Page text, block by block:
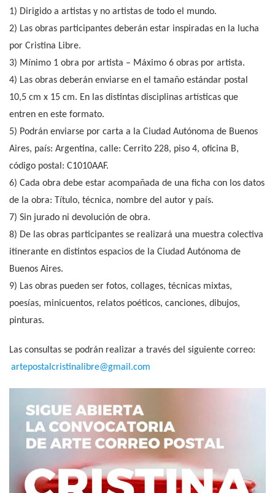
1) Dirigido a artistas y no artistas de todo el mundo.
2) Las obras participantes deberán estar inspiradas en la lucha
por Cristina Libre.
3) Mínimo 1 obra por artista – Máximo 6 obras por artista.
4) Las obras deberán enviarse en el tamaño estándar postal
10,5 cm x 15 cm. En las distintas disciplinas artísticas que
entren en este formato.
5) Podrán enviarse por carta a la Ciudad Autónoma de Buenos
Aires, país: Argentina, calle: Cerrito 228, piso 4, oficina B,
código postal: C1010AAF.
6) Cada obra debe estar acompañada de una ficha con los datos
de la obra: Título, técnica, nombre del autor y país.
7) Sin jurado ni devolución de obra.
8) De las obras participantes se realizará una muestra colectiva
itinerante en distintos espacios de la Ciudad Autónoma de
Buenos Aires.
9) Las obras pueden ser fotos, collages, técnicas mixtas,
poesías, minicuentos, relatos poéticos, canciones, dibujos,
pinturas.
Las consultas se podrán realizar a través del siguiente correo:
artepostalcristinalibre@gmail.com